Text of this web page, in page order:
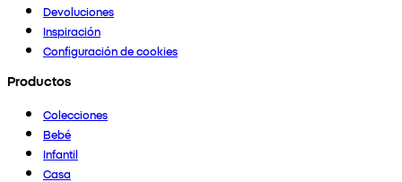
Devoluciones
Inspiración
Configuración de cookies
Productos
Colecciones
Bebé
Infantil
Casa